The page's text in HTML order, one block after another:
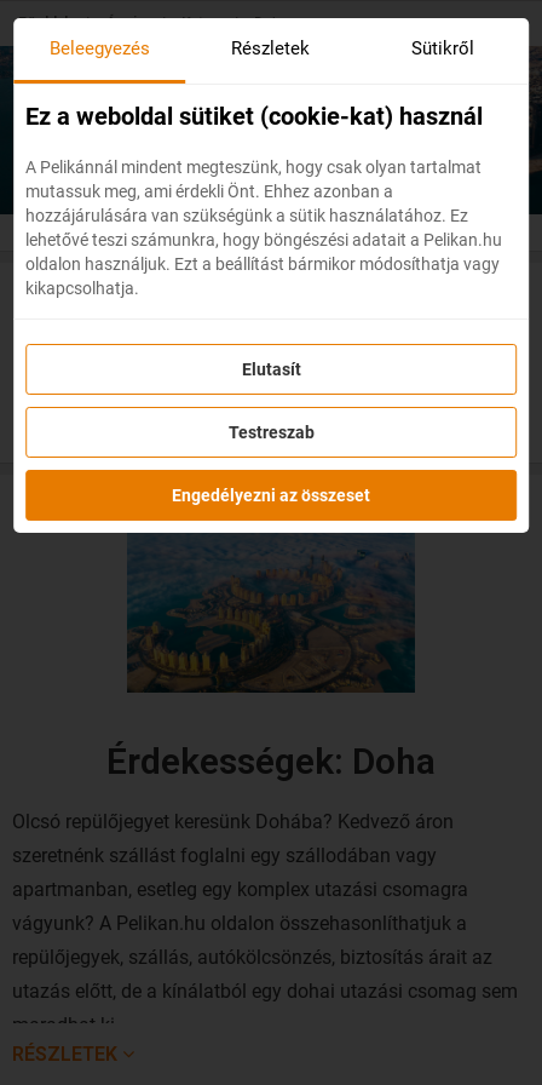
main
content
Főoldal / Ázsia / Katar / Doha
Olcsó repülőjegyekDoha
Érdekességek: Doha
Olcsó repülőjegyet keresünk Dohába? Kedvező áron
szeretnénk szállást foglalni egy szállodában vagy
apartmanban, esetleg egy komplex utazási csomagra
vágyunk? A Pelikan.hu oldalon összehasonlíthatjuk a
repülőjegyek, szállás, autókölcsönzés, biztosítás árait az
utazás előtt, de a kínálatból egy dohai utazási csomag sem
maradhat ki.
RÉSZLETEK
Beleegyezés Részletek Sütikről
Ez a weboldal sütiket (cookie-kat) használ
A Pelikánnál mindent megteszünk, hogy csak olyan tartalmat
mutassuk meg, ami érdekli Önt. Ehhez azonban a
hozzájárulására van szükségünk a sütik használatához. Ez
lehetővé teszi számunkra, hogy böngészési adatait a Pelikan.hu
oldalon használjuk. Ezt a beállítást bármikor módosíthatja vagy
kikapcsolhatja.
Elutasít
Testreszab
Engedélyezni az összeset